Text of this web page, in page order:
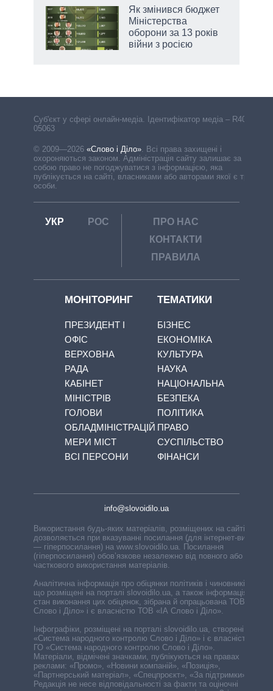
Як змінився бюджет
Міністерства
оборони за 13 років
війни з росією
Cуб'єкт у сфері онлайн-медіа. Ідентифікатор медіа – R40-
05063
© 2009—2026 «Слово і Діло». Всі права захищені і
охороняються законом. Адміністрація сайту залишає за
собою право не погоджуватися з інформацією, яка
публікується на сайті, власниками або авторами якої є треті
особи.
УКР РОС
ПРО НАС
КОНТАКТИ
ПРАВИЛА
МОНІТОРИНГ
ПРЕЗИДЕНТ І
ОФІС
ВЕРХОВНА
РАДА
КАБІНЕТ
МІНІСТРІВ
ГОЛОВИ
ОБЛАДМІНІСТРАЦІЙ
МЕРИ МІСТ
ВСІ ПЕРСОНИ
ТЕМАТИКИ
БІЗНЕС
ЕКОНОМІКА
КУЛЬТУРА
НАУКА
НАЦІОНАЛЬНА
БЕЗПЕКА
ПОЛІТИКА
ПРАВО
СУСПІЛЬСТВО
ФІНАНСИ
info@slovoidilo.ua
Використання будь-яких матеріалів, розміщених на сайті,
дозволяється при вказуванні посилання (для інтернет-видань
— гіперпосилання) на www.slovoidilo.ua. Посилання
(гіперпосилання) обов’язкове незалежно від повного або
часткового використання матеріалів.
Аналітична інформація про обіцянки політиків і чиновників,
що розміщені на порталі slovoidilo.ua, а також інформація про
стан виконання цих обіцянок, зібрана й опрацьована ТОВ «ІА
Слово і Діло» і є власністю ТОВ «ІА Слово і Діло».
Інфографіки, розміщені на порталі slovoidilo.ua, створені ГО
«Система народного контролю Слово і Діло» і є власністю
ГО «Система народного контролю Слово і Діло».
Матеріали, відмічені значками, публікуються на правах
реклами: «Промо», «Новини компаній», «Позиція»,
«Партнерський матеріал», «Спецпроєкт», «За підтримки».
Редакція не несе відповідальності за факти та оціночні